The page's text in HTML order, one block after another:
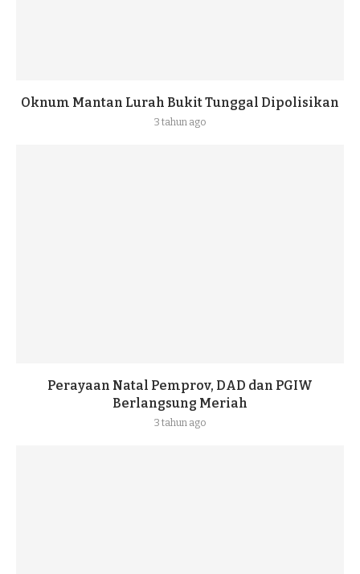
Oknum Mantan Lurah Bukit Tunggal Dipolisikan
3 tahun ago
Perayaan Natal Pemprov, DAD dan PGIW
Berlangsung Meriah
3 tahun ago